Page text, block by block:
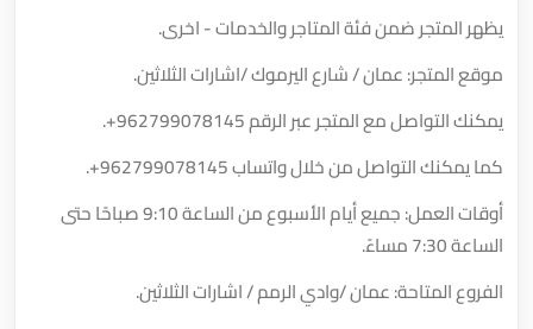
يظهر المتجر ضمن فئة المتاجر والخدمات - اخرى.
موقع المتجر: عمان / شارع اليرموك /اشارات الثلاثين.
يمكنك التواصل مع المتجر عبر الرقم+962799078145
.
كما يمكنك التواصل من خلال واتساب+962799078145
.
أوقات العمل: جميع أيام الأسبوع من الساعة 9:10 صباحًا حتى
الساعة 7:30 مساءً.
الفروع المتاحة: عمان /وادي الرمم / اشارات الثلاثين.